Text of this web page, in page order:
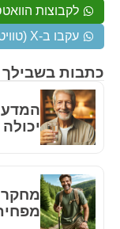
כתבות בשבילך
המדע
לקבוצות
עקבו ב-X (טוויטר)